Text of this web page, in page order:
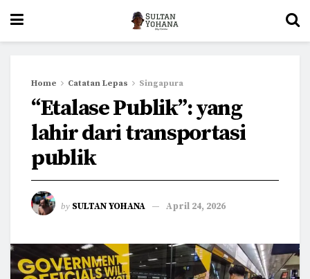
Home Catatan Lepas Singapura
“Etalase Publik”: yang
lahir dari transportasi
publik
by SULTAN YOHANA April 24, 2026